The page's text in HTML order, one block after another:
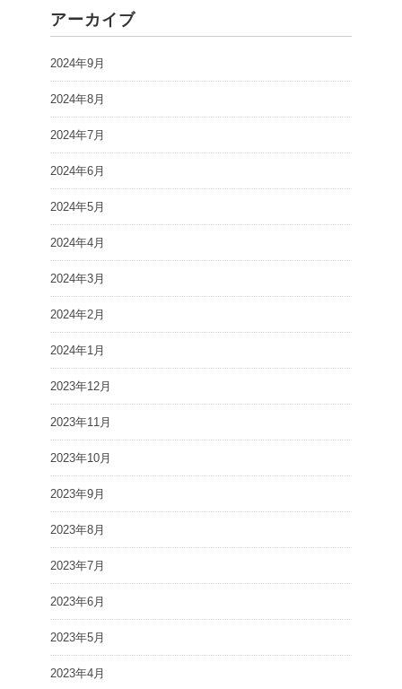
アーカイブ
2024年9月
2024年8月
2024年7月
2024年6月
2024年5月
2024年4月
2024年3月
2024年2月
2024年1月
2023年12月
2023年11月
2023年10月
2023年9月
2023年8月
2023年7月
2023年6月
2023年5月
2023年4月